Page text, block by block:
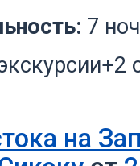
7
на